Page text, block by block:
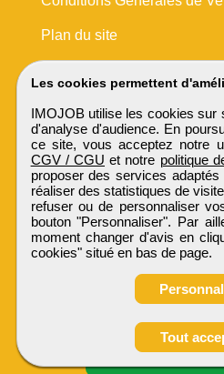
Obtenir
Les cookies permettent
IMOJOB utilise les cookies sur
d'analyse d'audience. En
ce site, vous acceptez notre
CGV / CGU et notre politique
proposer des services
réaliser des statistiques de
refuser ou de personnaliser
bouton "Personnaliser". Par
moment changer d'avis en
cookies" situé en bas de page.
Tout
Plan du site
Tous droits